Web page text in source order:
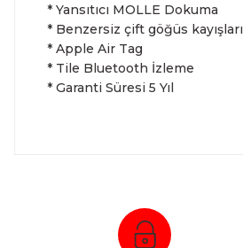
* Yansıtıcı MOLLE Dokuma
* Benzersiz çift göğüs kayışları
* Apple Air Tag
* Tile Bluetooth İzleme
* Garanti Süresi 5 Yıl